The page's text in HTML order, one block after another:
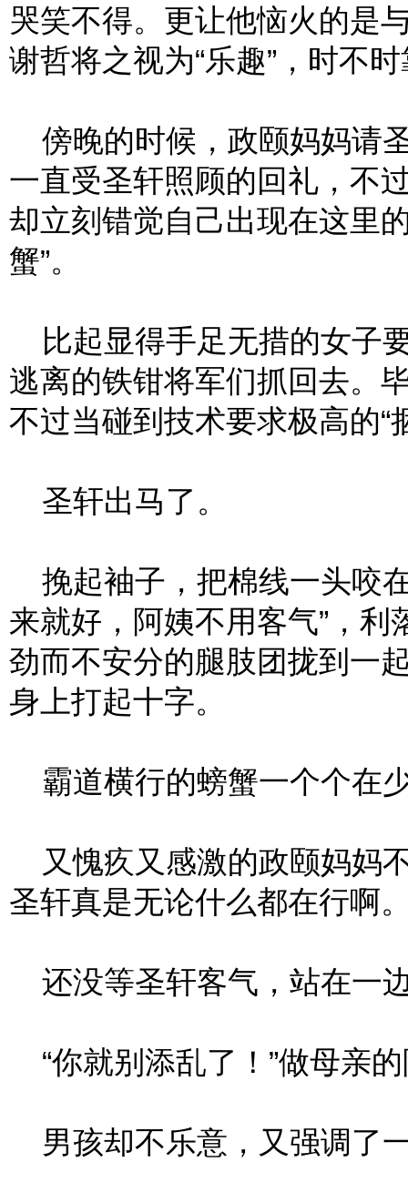
哭笑不得。更让他恼火的是
谢哲将之视为“乐趣”，时不
傍晚的时候，政颐妈妈请
一直受圣轩照顾的回礼，不
却立刻错觉自己出现在这里
蟹”。
比起显得手足无措的女子
逃离的铁钳将军们抓回去。
不过当碰到技术要求极高的“
圣轩出马了。
挽起袖子，把棉线一头咬
来就好，阿姨不用客气”，
劲而不安分的腿肢团拢到一
身上打起十字。
霸道横行的螃蟹一个个在
又愧疚又感激的政颐妈妈
圣轩真是无论什么都在行啊
还没等圣轩客气，站在一
“你就别添乱了！”做母亲的
男孩却不乐意，又强调了